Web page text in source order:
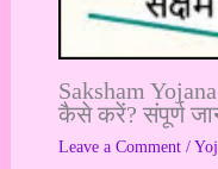
Saksham
कैसे करें? संपूर्ण
Leave a Comment /